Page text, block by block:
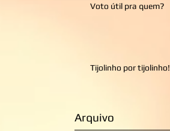
Voto útil pra quem?
Tijolinho por tijolinho!
Arquivo